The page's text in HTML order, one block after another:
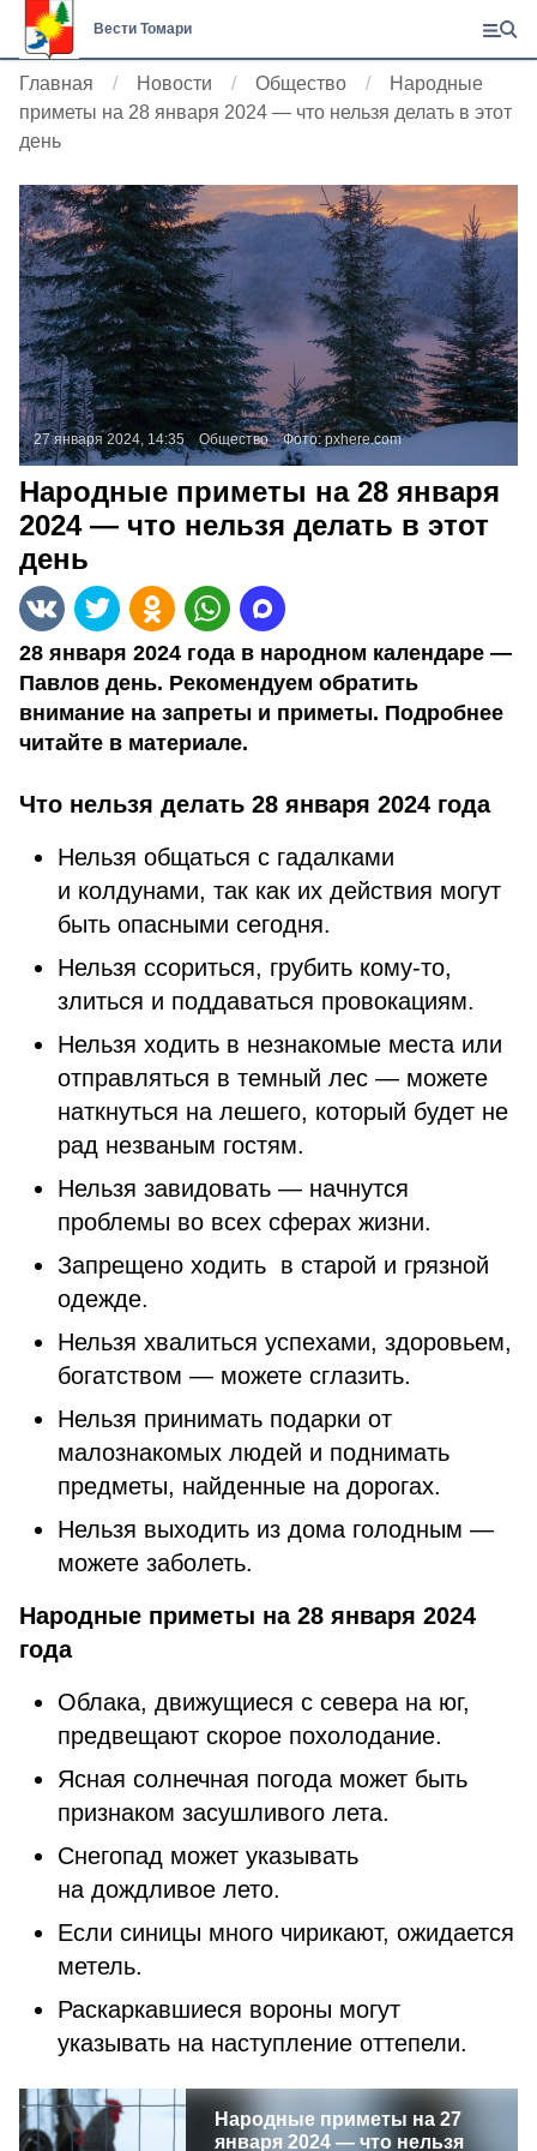
Вести Томари
Главная Новости Общество
Народные
приметы на 28 января 2024 — что нельзя делать в этот
день
27 января 2024, 14:35 Общество Фото:pxhere.com
Народные приметы на 28 января
2024 — что нельзя делать в этот
день
28 января 2024 года в народном календаре —
Павлов день. Рекомендуем обратить
внимание на запреты и приметы. Подробнее
читайте в материале.
Что нельзя делать 28 января 2024 года
Нельзя общаться с гадалками
и колдунами, так как их действия могут
быть опасными сегодня.
Нельзя ссориться, грубить кому-то,
злиться и поддаваться провокациям.
Нельзя ходить в незнакомые места или
отправляться в темный лес — можете
наткнуться на лешего, который будет не
рад незваным гостям.
Нельзя завидовать — начнутся
проблемы во всех сферах жизни.
Запрещено ходить в старой и грязной
одежде.
Нельзя хвалиться успехами, здоровьем,
богатством — можете сглазить.
Нельзя принимать подарки от
малознакомых людей и поднимать
предметы, найденные на дорогах.
Нельзя выходить из дома голодным —
можете заболеть.
Народные приметы на 28 января 2024
года
Облака, движущиеся с севера на юг,
предвещают скорое похолодание.
Ясная солнечная погода может быть
признаком засушливого лета.
Снегопад может указывать
на дождливое лето.
Если синицы много чирикают, ожидается
метель.
Раскаркавшиеся вороны могут
указывать на наступление оттепели.
Народные приметы на 27
января 2024 — что нельзя